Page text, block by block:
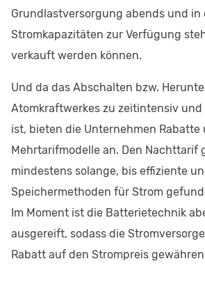
Grundlastversorgung abends und in
Stromkapazitäten zur Verfügung
verkauft werden können.
Und da das Abschalten bzw.
Atomkraftwerkes zu zeitintensiv
ist, bieten die Unternehmen
Mehrtarifmodelle an. Den Nachttarif
mindestens solange, bis effiziente
Speichermethoden für Strom
Im Moment ist die Batterietechnik
ausgereift, sodass die
Rabatt auf den Strompreis